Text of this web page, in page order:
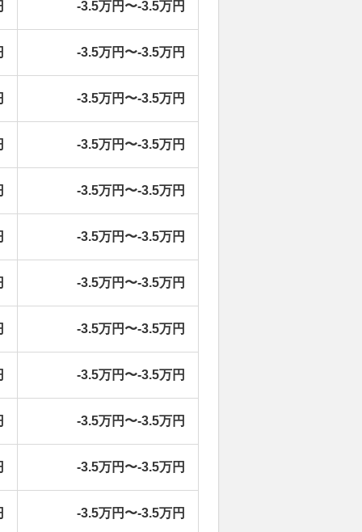
-3.5万円〜-3.5万円
-3.5万円〜-3.5万円
-3.5万円〜-3.5万円
-3.5万円〜-3.5万円
-3.5万円〜-3.5万円
-3.5万円〜-3.5万円
-3.5万円〜-3.5万円
-3.5万円〜-3.5万円
-3.5万円〜-3.5万円
-3.5万円〜-3.5万円
-3.5万円〜-3.5万円
-3.5万円〜-3.5万円